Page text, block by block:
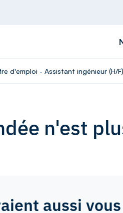
d'emploi - Assistant ingénieur
n'est
aussi